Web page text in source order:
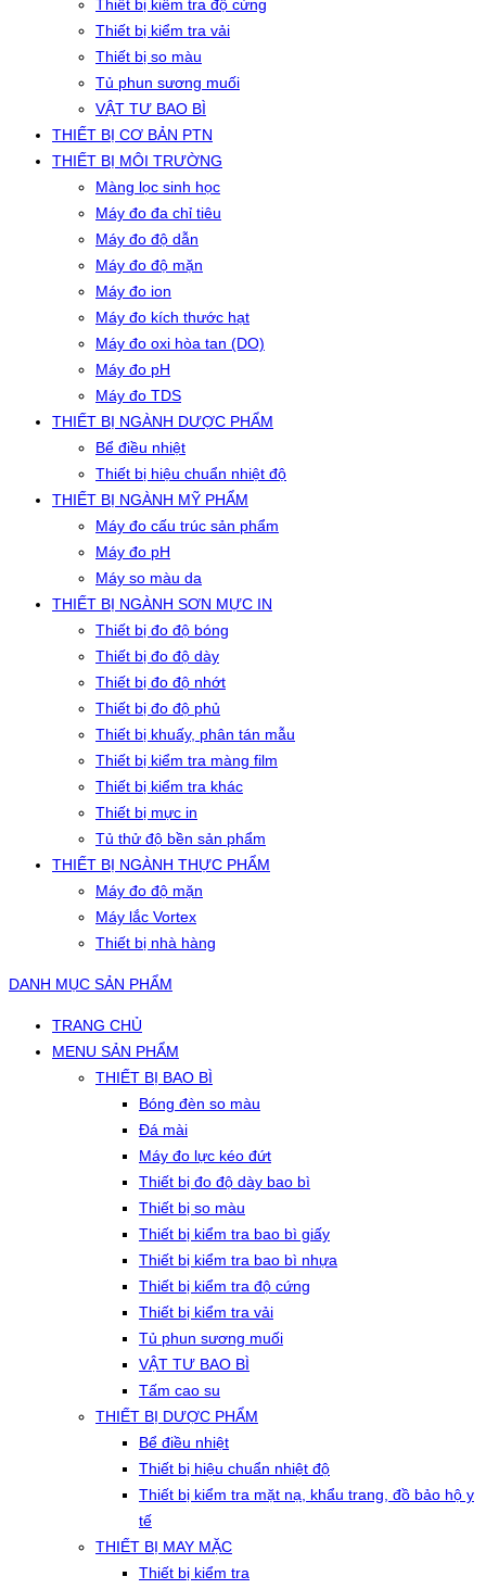
Thiết bị kiểm tra độ cứng
Thiết bị kiểm tra vải
Thiết bị so màu
Tủ phun sương muối
VẬT TƯ BAO BÌ
THIẾT BỊ CƠ BẢN PTN
THIẾT BỊ MÔI TRƯỜNG
Màng lọc sinh học
Máy đo đa chỉ tiêu
Máy đo độ dẫn
Máy đo độ mặn
Máy đo ion
Máy đo kích thước hạt
Máy đo oxi hòa tan (DO)
Máy đo pH
Máy đo TDS
THIẾT BỊ NGÀNH DƯỢC PHẨM
Bể điều nhiệt
Thiết bị hiệu chuẩn nhiệt độ
THIẾT BỊ NGÀNH MỸ PHẨM
Máy đo cấu trúc sản phẩm
Máy đo pH
Máy so màu da
THIẾT BỊ NGÀNH SƠN MỰC IN
Thiết bị đo độ bóng
Thiết bị đo độ dày
Thiết bị đo độ nhớt
Thiết bị đo độ phủ
Thiết bị khuấy, phân tán mẫu
Thiết bị kiểm tra màng film
Thiết bị kiểm tra khác
Thiết bị mực in
Tủ thử độ bền sản phẩm
THIẾT BỊ NGÀNH THỰC PHẨM
Máy đo độ mặn
Máy lắc Vortex
Thiết bị nhà hàng
DANH MỤC SẢN PHẨM
TRANG CHỦ
MENU SẢN PHẨM
THIẾT BỊ BAO BÌ
Bóng đèn so màu
Đá mài
Máy đo lực kéo đứt
Thiết bị đo độ dày bao bì
Thiết bị so màu
Thiết bị kiểm tra bao bì giấy
Thiết bị kiểm tra bao bì nhựa
Thiết bị kiểm tra độ cứng
Thiết bị kiểm tra vải
Tủ phun sương muối
VẬT TƯ BAO BÌ
Tấm cao su
THIẾT BỊ DƯỢC PHẨM
Bể điều nhiệt
Thiết bị hiệu chuẩn nhiệt độ
Thiết bị kiểm tra mặt nạ, khẩu trang, đồ bảo hộ y
tế
THIẾT BỊ MAY MẶC
Thiết bị kiểm tra